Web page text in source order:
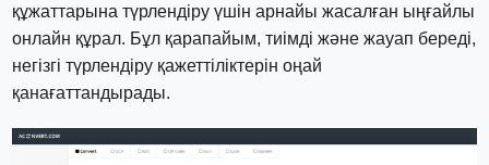
құжаттарына түрлендіру үшін арнайы жасалған ыңғайлы
онлайн құрал. Бұл қарапайым, тиімді және жауап береді,
негізгі түрлендіру қажеттіліктерін оңай
қанағаттандырады.